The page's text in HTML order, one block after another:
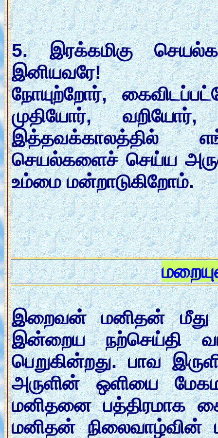
5. இரக்கமிகு
இனியவரே!
நோயுற்றோர்,
முதியோர்,
இத்தவக்காலத்தில்
செயல்களைச் செய்ய
உம்மை மன்றாடுகிறோம்.
இறைவன் மனிதன் மீது
இன்றைய நற்செய்தி
பெறுகின்றது. பாவ
அருளின் ஒளியை
மனிதனை பத்திரமாக
மனிதன் நிலைவாழ்வின்